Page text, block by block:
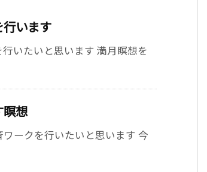
います
いたいと思います 満月瞑想を
想
ークを行いたいと思います 今